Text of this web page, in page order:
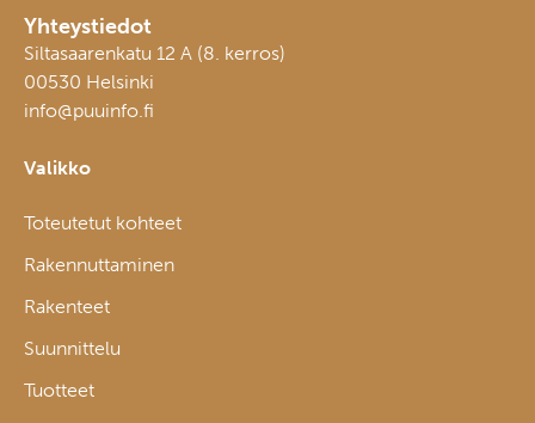
Yhteystiedot
Siltasaarenkatu 12 A (8. kerros)
00530 Helsinki
info@puuinfo.fi
Valikko
Toteutetut kohteet
Rakennuttaminen
Rakenteet
Suunnittelu
Tuotteet